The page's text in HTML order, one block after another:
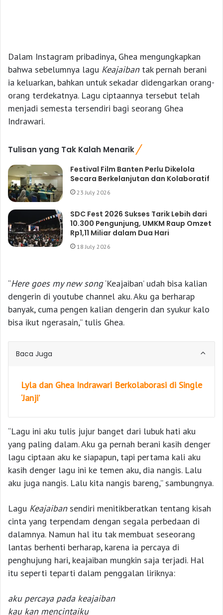
Dalam Instagram pribadinya, Ghea mengungkapkan
bahwa sebelumnya lagu Keajaiban tak pernah berani
ia keluarkan, bahkan untuk sekadar didengarkan orang-
orang terdekatnya. Lagu ciptaannya tersebut telah
menjadi semesta tersendiri bagi seorang Ghea
Indrawari.
Tulisan yang Tak Kalah Menarik
Festival Film Banten Perlu Dikelola
Secara Berkelanjutan dan Kolaboratif
23 July 2026
SDC Fest 2026 Sukses Tarik Lebih dari
10.300 Pengunjung, UMKM Raup Omzet
Rp1,11 Miliar dalam Dua Hari
18 July 2026
“Here goes my new song‘Keajaiban’ udah bisa kalian
dengerin di youtube channel aku. Aku ga berharap
banyak, cuma pengen kalian dengerin dan syukur kalo
bisa ikut ngerasain,” tulis Ghea.
Baca Juga
Lyla dan Ghea Indrawari Berkolaborasi di Single
‘Janji’
“Lagu ini aku tulis jujur banget dari lubuk hati aku
yang paling dalam. Aku ga pernah berani kasih denger
lagu ciptaan aku ke siapapun, tapi pertama kali aku
kasih denger lagu ini ke temen aku, dia nangis. Lalu
aku juga nangis. Lalu kita nangis bareng,” sambungnya.
Lagu Keajaiban sendiri menitikberatkan tentang kisah
cinta yang terpendam dengan segala perbedaan di
dalamnya. Namun hal itu tak membuat seseorang
lantas berhenti berharap, karena ia percaya di
penghujung hari, keajaiban mungkin saja terjadi. Hal
itu seperti teparti dalam penggalan liriknya:
aku percaya pada keajaiban
kau kan mencintaiku